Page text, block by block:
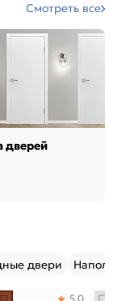
Смотреть все
дверей
двери
5,0